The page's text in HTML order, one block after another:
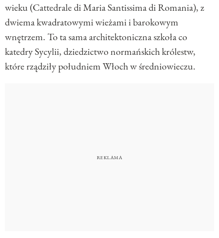
wieku (Cattedrale di Maria Santissima di Romania), z
dwiema kwadratowymi wieżami i barokowym
wnętrzem. To ta sama architektoniczna szkoła co
katedry Sycylii, dziedzictwo normańskich królestw,
które rządziły południem Włoch w średniowieczu.